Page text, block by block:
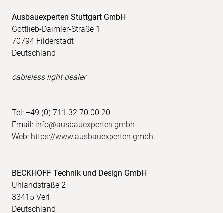
Ausbauexperten Stuttgart GmbH
Gottlieb-Daimler-Straße 1
70794 Filderstadt
Deutschland
cableless light dealer
Tel: +49 (0) 711 32 70 00 20
Email: info@ausbauexperten.gmbh
Web: https://www.ausbauexperten.gmbh
BECKHOFF Technik und Design GmbH
Uhlandstraße 2
33415 Verl
Deutschland